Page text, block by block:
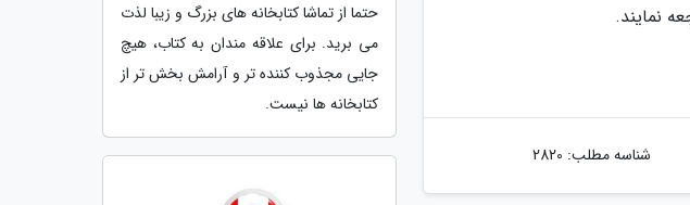
شناسه مطلب: 2820
حتما از تماشا کتابخانه های بزرگ و زیبا لذت
می برید. برای علاقه مندان به کتاب، هیچ
جایی مجذوب کننده تر و آرامش بخش تر از
کتابخانه ها نیست.